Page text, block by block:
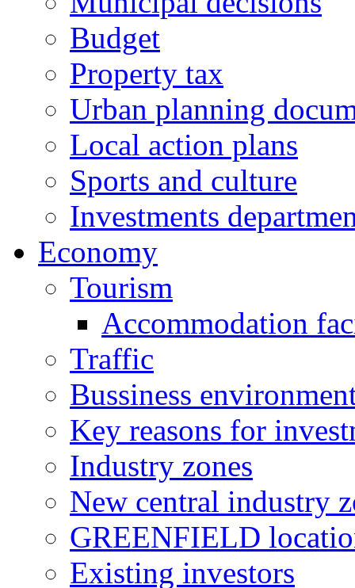
Budget
Property tax
Urban planning
Local action plans
Sports and culture
Investments
Economy
Tourism
Accommodation
Traffic
Bussiness
Key reasons for
Industry zones
New central industry
GREENFIELD
Existing investors